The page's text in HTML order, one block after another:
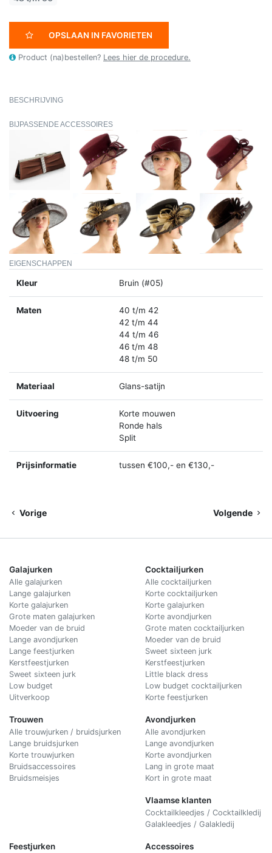
OPSLAAN IN FAVORIETEN
Product (na)bestellen? Lees hier de procedure.
BESCHRIJVING
BIJPASSENDE ACCESSOIRES
EIGENSCHAPPEN
Kleur Bruin (#05)
Maten
40 t/m 42
42 t/m 44
44 t/m 46
46 t/m 48
48 t/m 50
Materiaal Glans-satijn
Uitvoering
Korte mouwen
Ronde hals
Split
Prijsinformatie tussen €100,- en €130,-
Vorige Volgende
Galajurken
Alle galajurken
Lange galajurken
Korte galajurken
Grote maten galajurken
Moeder van de bruid
Lange avondjurken
Lange feestjurken
Kerstfeestjurken
Sweet sixteen jurk
Low budget
Uitverkoop
Trouwen
Alle trouwjurken / bruidsjurken
Lange bruidsjurken
Korte trouwjurken
Bruidsaccessoires
Bruidsmeisjes
Cocktailjurken
Alle cocktailjurken
Korte cocktailjurken
Korte galajurken
Korte avondjurken
Grote maten cocktailjurken
Moeder van de bruid
Sweet sixteen jurk
Kerstfeestjurken
Little black dress
Low budget cocktailjurken
Korte feestjurken
Avondjurken
Alle avondjurken
Lange avondjurken
Korte avondjurken
Lang in grote maat
Kort in grote maat
Vlaamse klanten
Cocktailkleedjes / Cocktailkledij
Galakleedjes / Galakledij
Feestjurken Accessoires